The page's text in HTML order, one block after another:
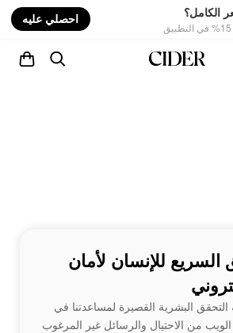
الكامل؟ احصلي عليه
السريع للإنسان لأمان
البشرية القصيرة لمساعدتنا في
من الاحتيال والرسائل غير المرغوب